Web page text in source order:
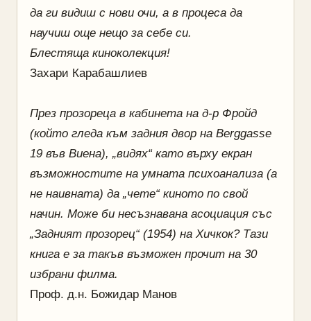
да ги видиш с нови очи, а в процеса да
научиш още нещо за себе си.
Блестяща киноколекция!
Захари Карабашлиев
През прозореца в кабинета на д-р Фройд
(който гледа към задния двор на Berggasse
19 във Виена), „видях“ като върху екран
възможностите на умната психоанализа (а
не наивната) да „чете“ киното по свой
начин. Може би несъзнавана асоциация със
„Задният прозорец“ (1954) на Хичкок? Тази
книга е за такъв възможен прочит на 30
избрани филма.
Проф. д.н. Божидар Манов